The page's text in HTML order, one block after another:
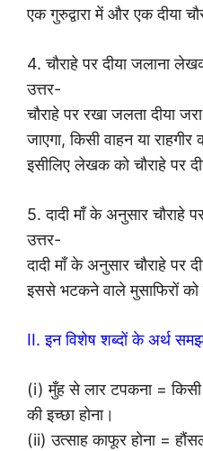
एक गुरुद्वारा में और एक दीया
4. चौराहे पर दीया जलाना
उत्तर-
चौराहे पर रखा जलता दीया
जाएगा, किसी वाहन या
इसीलिए लेखक को चौराहे पर
5. दादी माँ के अनुसार चौराहे
उत्तर-
दादी माँ के अनुसार चौराहे पर
इससे भटकने वाले मुसाफिरों
II. इन विशेष शब्दों के अर्थ
(i) मुँह से लार टपकना =
की इच्छा होना।
(ii) उत्साह काफूर होना =